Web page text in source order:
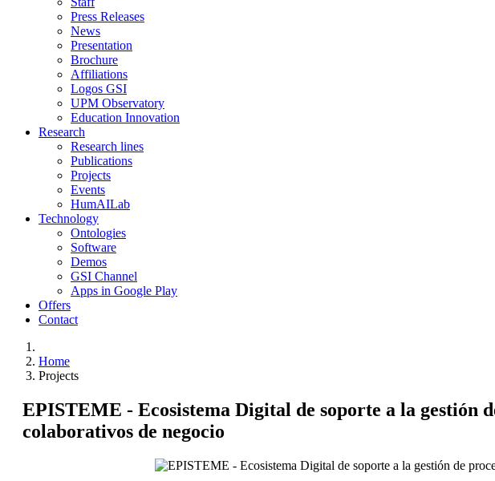
Press Releases
News
Presentation
Brochure
Affiliations
Logos GSI
UPM Observatory
Education Innovation
Research
Research lines
Publications
Projects
Events
HumAILab
Technology
Ontologies
Software
Demos
GSI Channel
Apps in Google Play
Offers
Contact
Home
Projects
EPISTEME - Ecosistema Digital de soporte a la gestión
colaborativos de negocio